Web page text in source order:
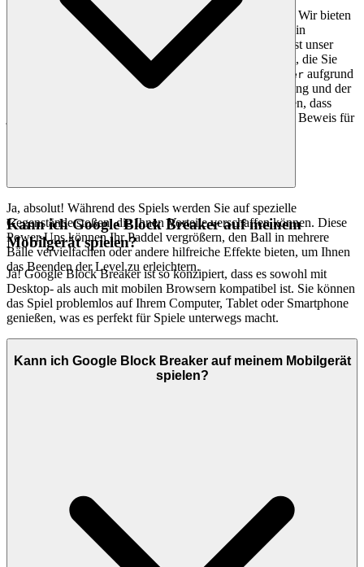
Hier finden Sie keine Tausenden von geklonten Spielen. Wir bieten
Google Block Breaker
an, weil wir glauben, dass es ein
außergewöhnliches Spiel ist, das Ihre Zeit wert ist. Das ist unser
kuratorisches Versprechen: weniger Lärm, mehr Qualität, die Sie
verdienen. Wir wählen Titel wieGoogle Block Breaker aufgrund
ihrer ansprechenden Mechanik, der reibungslosen Leistung und der
anhaltenden Attraktivität handverlesen, um sicherzustellen, dass
jedes Spiel, dem Sie auf unserer Plattform begegnen, ein Beweis für
Ja, absolut! Während des Spiels werden Sie auf spezielle
Gegenstände stoßen, die Ihnen Vorteile verschaffen können. Diese
Power-Ups können Ihr Paddel vergrößern, den Ball in mehrere
Bälle vervielfachen oder andere hilfreiche Effekte bieten, um Ihnen
das Beenden der Level zu erleichtern.
Kann ich Google Block Breaker auf meinem
Mobilgerät spielen?
Ja! Google Block Breaker ist so konzipiert, dass es sowohl mit
Desktop- als auch mit mobilen Browsern kompatibel ist. Sie können
das Spiel problemlos auf Ihrem Computer, Tablet oder Smartphone
genießen, was es perfekt für Spiele unterwegs macht.
Kann ich Google Block Breaker auf meinem Mobilgerät
spielen?